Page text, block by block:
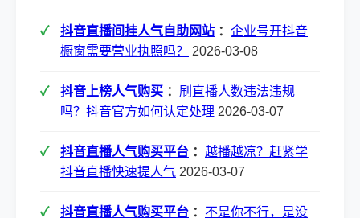
抖音直播间挂人气自助网站 ： 企业号开抖音
橱窗需要营业执照吗？
2026-03-08
抖音上榜人气购买 ： 刷直播人数违法违规
吗？抖音官方如何认定处理 2026-03-07
抖音直播人气购买平台 ： 越播越凉？赶紧学
抖音直播快速提人气 2026-03-07
抖音直播人气购买平台 ： 不是你不行，是没